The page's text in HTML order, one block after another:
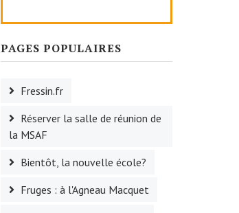
PAGES POPULAIRES
Fressin.fr
Réserver la salle de réunion de
la MSAF
Bientôt, la nouvelle école?
Fruges : à l'Agneau Macquet